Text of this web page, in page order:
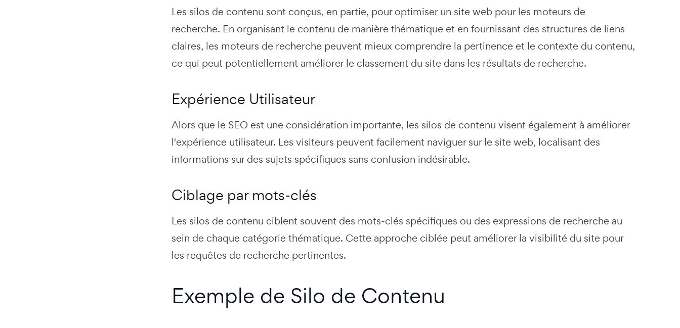
Les silos de contenu sont conçus, en partie, pour optimiser un site web pour les moteurs de
recherche. En organisant le contenu de manière thématique et en fournissant des structures de liens
claires, les moteurs de recherche peuvent mieux comprendre la pertinence et le contexte du contenu,
ce qui peut potentiellement améliorer le classement du site dans les résultats de recherche.
Expérience Utilisateur
Alors que le SEO est une considération importante, les silos de contenu visent également à améliorer
l'expérience utilisateur. Les visiteurs peuvent facilement naviguer sur le site web, localisant des
informations sur des sujets spécifiques sans confusion indésirable.
Ciblage par mots-clés
Les silos de contenu ciblent souvent des mots-clés spécifiques ou des expressions de recherche au
sein de chaque catégorie thématique. Cette approche ciblée peut améliorer la visibilité du site pour
les requêtes de recherche pertinentes.
Exemple de Silo de Contenu